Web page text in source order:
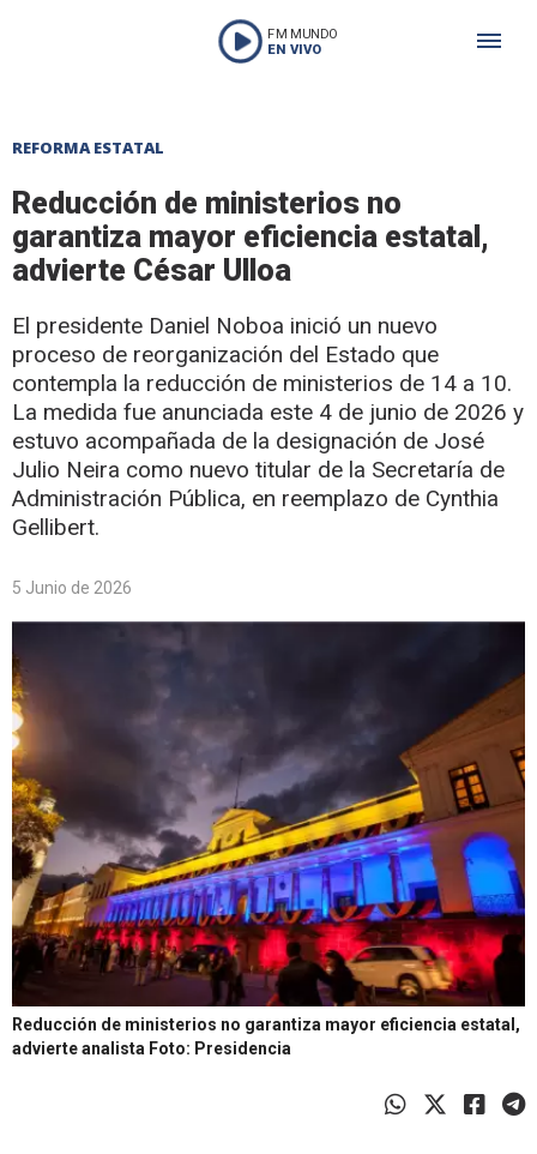
FM MUNDO
EN VIVO
REFORMA ESTATAL
Reducción de ministerios no
garantiza mayor eficiencia estatal,
advierte César Ulloa
El presidente Daniel Noboa inició un nuevo
proceso de reorganización del Estado que
contempla la reducción de ministerios de 14 a 10.
La medida fue anunciada este 4 de junio de 2026 y
estuvo acompañada de la designación de José
Julio Neira como nuevo titular de la Secretaría de
Administración Pública, en reemplazo de Cynthia
Gellibert.
5 Junio de 2026
Reducción de ministerios no garantiza mayor eficiencia estatal,
advierte analista Foto: Presidencia